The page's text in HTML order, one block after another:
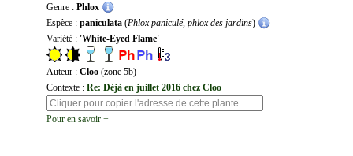
Genre : Phlox
Espèce : paniculata (Phlox paniculé, phlox des jardins)
Variété : 'White-Eyed Flame'
Auteur : Cloo (zone 5b)
Contexte : Re: Déjà en juillet 2016 chez Cloo
Pour en savoir +